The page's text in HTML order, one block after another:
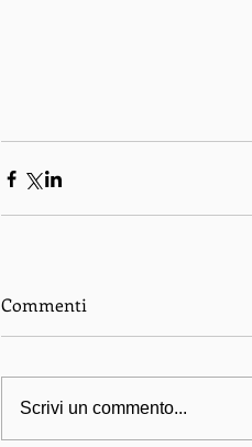
Commenti
Scrivi un commento...